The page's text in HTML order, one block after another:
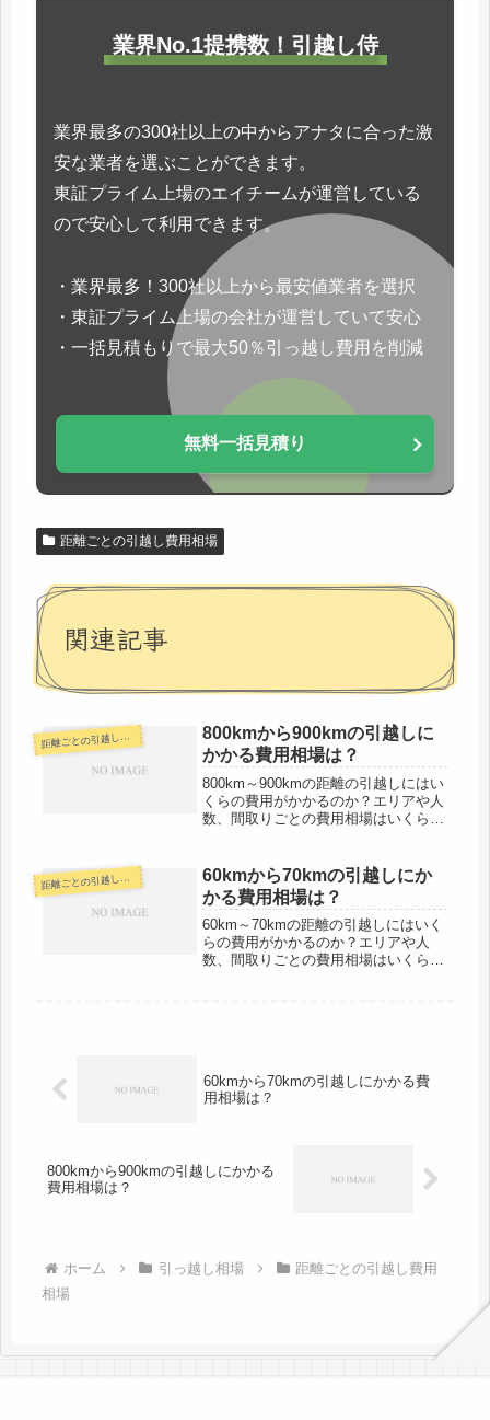
業界No.1提携数！引越し侍
業界最多の300社以上の中からアナタに合った激
安な業者を選ぶことができます。
東証プライム上場のエイチームが運営している
ので安心して利用できます。
・業界最多！300社以上から最安値業者を選択
・東証プライム上場の会社が運営していて安心
・一括見積もりで最大50％引っ越し費用を削減
無料一括見積り
距離ごとの引越し費用相場
関連記事
距 離ごとの引越し費用相場
800kmから900kmの引越しに
かかる費用相場は？
800km～900kmの距離の引越しにはい
くらの費用がかかるのか？エリアや人
数、間取りごとの費用相場はいくらな
700kmの距離がある具体的な区間の例
や条件ごとの引越し費用相...
距 離ごとの引越し費用相場
60kmから70kmの引越しにか
かる費用相場は？
60km～70kmの距離の引越しにはいく
らの費用がかかるのか？エリアや人
数、間取りごとの費用相場はいくらな
60kmから70kmの引越しにかかる費
用相場は？
800kmから900kmの引越しにかかる
費用相場は？
ホーム 引っ越し相場
距離ごとの引越し費用
相場